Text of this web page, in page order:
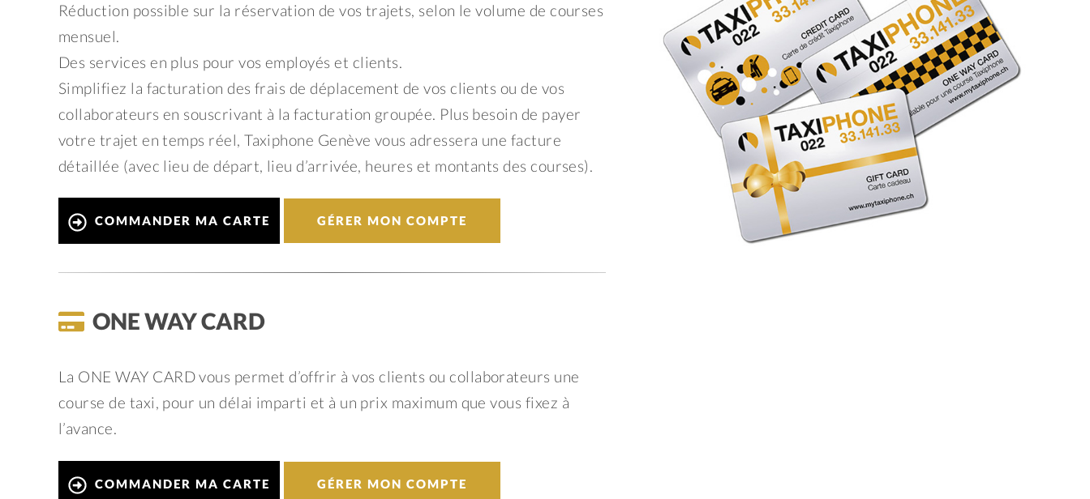
Réduction possible sur la réservation de vos trajets, selon le volume de courses
mensuel.
Des services en plus pour vos employés et clients.
Simplifiez la facturation des frais de déplacement de vos clients ou de vos
collaborateurs en souscrivant à la facturation groupée. Plus besoin de payer
votre trajet en temps réel, Taxiphone Genève vous adressera une facture
détaillée (avec lieu de départ, lieu d’arrivée, heures et montants des courses).
COMMANDER MA CARTE GÉRER MON COMPTE
ONE WAY CARD
La ONE WAY CARD vous permet d’offrir à vos clients ou collaborateurs une
course de taxi, pour un délai imparti et à un prix maximum que vous fixez à
l’avance.
COMMANDER MA CARTE GÉRER MON COMPTE